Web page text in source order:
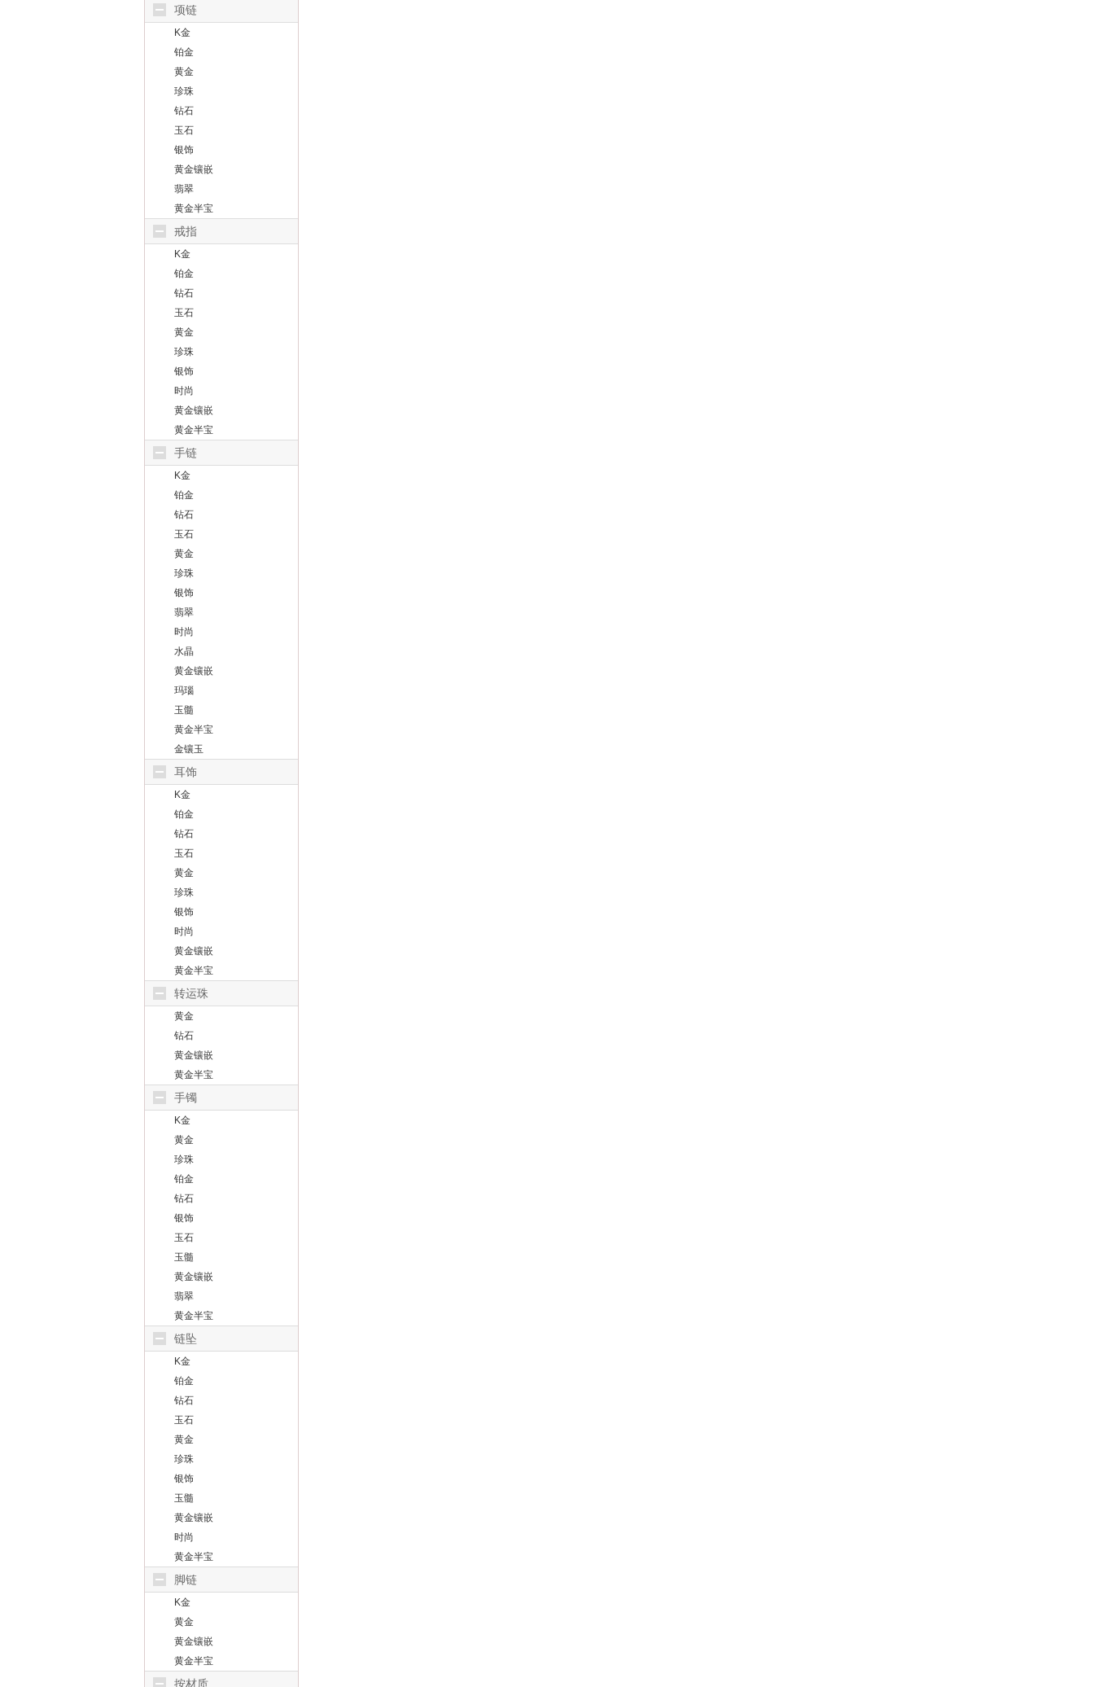
项链
K金
铂金
黄金
珍珠
钻石
玉石
银饰
黄金镶嵌
翡翠
黄金半宝
戒指
K金
铂金
钻石
玉石
黄金
珍珠
银饰
时尚
黄金镶嵌
黄金半宝
手链
K金
铂金
钻石
玉石
黄金
珍珠
银饰
翡翠
时尚
水晶
黄金镶嵌
玛瑙
玉髓
黄金半宝
金镶玉
耳饰
K金
铂金
钻石
玉石
黄金
珍珠
银饰
时尚
黄金镶嵌
黄金半宝
转运珠
黄金
钻石
黄金镶嵌
黄金半宝
手镯
K金
黄金
珍珠
铂金
钻石
银饰
玉石
玉髓
黄金镶嵌
翡翠
黄金半宝
链坠
K金
铂金
钻石
玉石
黄金
珍珠
银饰
玉髓
黄金镶嵌
时尚
黄金半宝
脚链
K金
黄金
黄金镶嵌
黄金半宝
按材质